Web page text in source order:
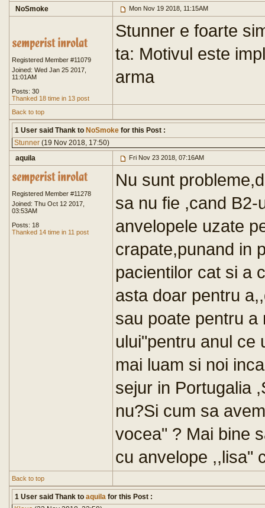
NoSmoke
Mon Nov 19 2018, 11:15AM
Registered Member #11079
Joined: Wed Jan 25 2017,
11:01AM
Posts: 30
Thanked 18 time in 13 post
Stunner e foarte
ta: Motivul este
arma
Back to top
1 User said Thank to NoSmoke for this Post :
Stunner (19 Nov 2018, 17:50)
aquila
Fri Nov 23 2018, 07:16AM
Registered Member #11278
Joined: Thu Oct 12 2017,
03:53AM
Posts: 18
Thanked 14 time in 11 post
Nu sunt
sa nu fie ,cand B2-
anvelopele uzate
crapate,punand in
pacientilor cat si a
asta doar pentru
sau poate pentru
ului"pentru anul ce
mai luam si noi
sejur in Portugalia
nu?Si cum sa
vocea" ? Mai bine
cu anvelope ,,lisa"
Back to top
1 User said Thank to aquila for this Post :